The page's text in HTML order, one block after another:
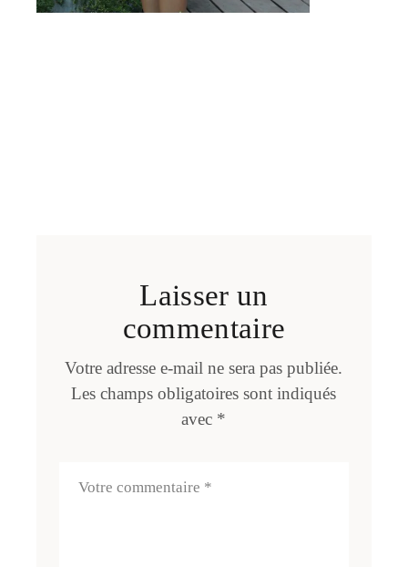
Laisser un
commentaire
Votre adresse e-mail ne sera pas publiée.
Les champs obligatoires sont indiqués
avec *